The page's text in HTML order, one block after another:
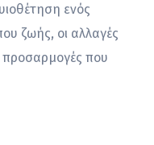
ενός
ζωής, οι αλλαγές
προσαρμογές που